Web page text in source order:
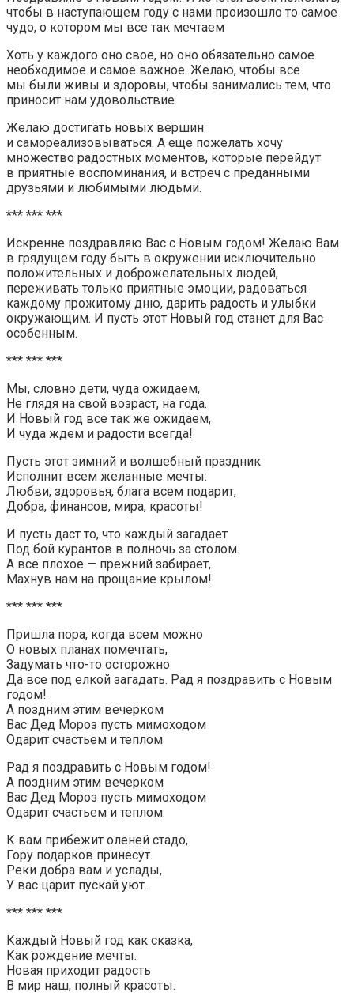
чтобы в наступающем году с нами произошло то самое
чудо, о котором мы все так мечтаем
Хоть у каждого оно свое, но оно обязательно самое
необходимое и самое важное. Желаю, чтобы все
мы были живы и здоровы, чтобы занимались тем, что
приносит нам удовольствие
Желаю достигать новых вершин
и самореализовываться. А еще пожелать хочу
множество радостных моментов, которые перейдут
в приятные воспоминания, и встреч с преданными
друзьями и любимыми людьми.
*** *** ***
Искренне поздравляю Вас с Новым годом! Желаю Вам
в грядущем году быть в окружении исключительно
положительных и доброжелательных людей,
переживать только приятные эмоции, радоваться
каждому прожитому дню, дарить радость и улыбки
окружающим. И пусть этот Новый год станет для Вас
особенным.
*** *** ***
Мы, словно дети, чуда ожидаем,
Не глядя на свой возраст, на года.
И Новый год все так же ожидаем,
И чуда ждем и радости всегда!
Пусть этот зимний и волшебный праздник
Исполнит всем желанные мечты:
Любви, здоровья, блага всем подарит,
Добра, финансов, мира, красоты!
И пусть даст то, что каждый загадает
Под бой курантов в полночь за столом.
А все плохое — прежний забирает,
Махнув нам на прощание крылом!
*** *** ***
Пришла пора, когда всем можно
О новых планах помечтать,
Задумать что-то осторожно
Да все под елкой загадать. Рад я поздравить с Новым
годом!
А поздним этим вечерком
Вас Дед Мороз пусть мимоходом
Одарит счастьем и теплом
Рад я поздравить с Новым годом!
А поздним этим вечерком
Вас Дед Мороз пусть мимоходом
Одарит счастьем и теплом.
К вам прибежит оленей стадо,
Гору подарков принесут.
Реки добра вам и услады,
У вас царит пускай уют.
*** *** ***
Каждый Новый год как сказка,
Как рождение мечты.
Новая приходит радость
В мир наш, полный красоты.